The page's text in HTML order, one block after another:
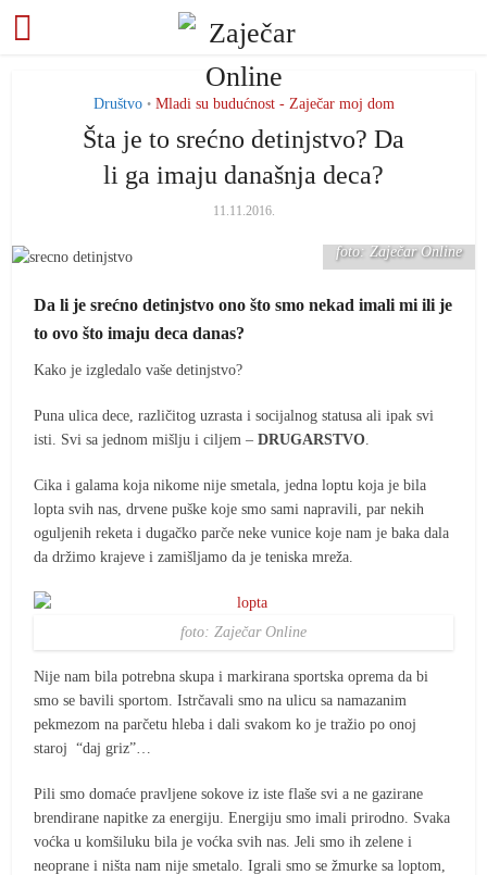
Društvo • Mladi su budućnost - Zaječar moj dom
Šta je to srećno detinjstvo? Da
li ga imaju današnja deca?
11.11.2016.
foto: Zaječar Online
Da li je srećno detinjstvo ono što smo nekad imali mi ili je
to ovo što imaju deca danas?
Kako je izgledalo vaše detinjstvo?
Puna ulica dece, različitog uzrasta i socijalnog statusa ali ipak svi
isti. Svi sa jednom mišlju i ciljem –DRUGARSTVO
Cika i galama koja nikome nije smetala, jedna loptu koja je bila
lopta svih nas, drvene puške koje smo sami napravili, par nekih
oguljenih reketa i dugačko parče neke vunice koje nam je baka dala
da držimo krajeve i zamišljamo da je teniska mreža.
foto: Zaječar Online
Nije nam bila potrebna skupa i markirana sportska oprema da bi
smo se bavili sportom. Istrčavali smo na ulicu sa namazanim
pekmezom na parčetu hleba i dali svakom ko je tražio po onoj
staroj “daj griz”…
Pili smo domaće pravljene sokove iz iste flaše svi a ne gazirane
brendirane napitke za energiju. Energiju smo imali prirodno. Svaka
voćka u komšiluku bila je voćka svih nas. Jeli smo ih zelene i
neoprane i ništa nam nije smetalo. Igrali smo se žmurke sa loptom,